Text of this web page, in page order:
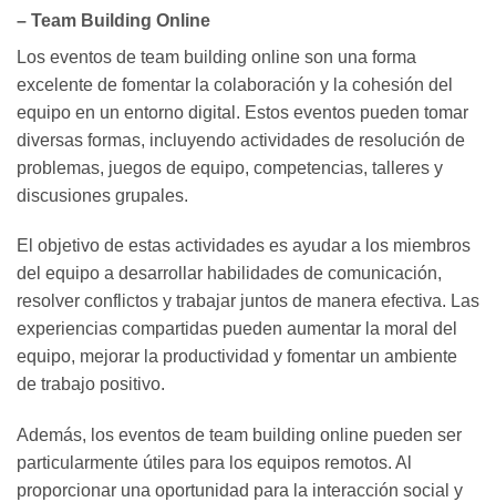
– Team Building Online
Los eventos de team building online son una forma
excelente de fomentar la colaboración y la cohesión del
equipo en un entorno digital. Estos eventos pueden tomar
diversas formas, incluyendo actividades de resolución de
problemas, juegos de equipo, competencias, talleres y
discusiones grupales.
El objetivo de estas actividades es ayudar a los miembros
del equipo a desarrollar habilidades de comunicación,
resolver conflictos y trabajar juntos de manera efectiva. Las
experiencias compartidas pueden aumentar la moral del
equipo, mejorar la productividad y fomentar un ambiente
de trabajo positivo.
Además, los eventos de team building online pueden ser
particularmente útiles para los equipos remotos. Al
proporcionar una oportunidad para la interacción social y